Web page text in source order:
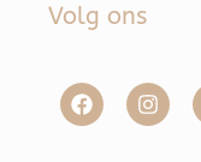
Volg ons